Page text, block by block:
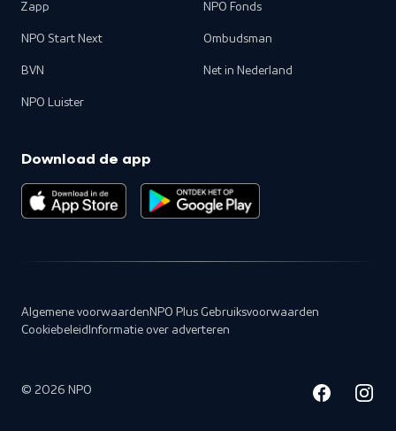
Zapp
NPO Start Next
BVN
NPO Luister
NPO Fonds
Ombudsman
Net in Nederland
Download de app
Algemene voorwaarden NPO Plus Gebruiksvoorwaarden
Cookiebeleid Informatie over adverteren
© 2026 NPO